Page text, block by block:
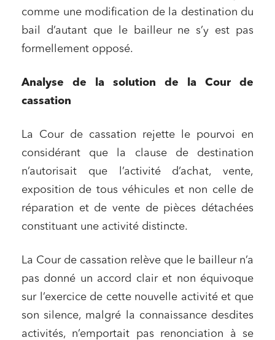
comme une modification de la destination du
bail d’autant que le bailleur ne s’y est pas
formellement opposé.
Analyse de la solution de la Cour de
cassation
La Cour de cassation rejette le pourvoi en
considérant que la clause de destination
n’autorisait que l’activité d’achat, vente,
exposition de tous véhicules et non celle de
réparation et de vente de pièces détachées
constituant une activité distincte.
La Cour de cassation relève que le bailleur n’a
pas donné un accord clair et non équivoque
sur l’exercice de cette nouvelle activité et que
son silence, malgré la connaissance desdites
activités, n’emportait pas renonciation à se